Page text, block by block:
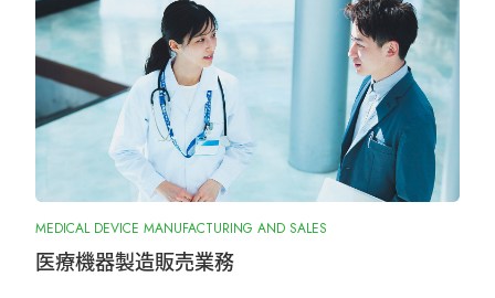
大阪物流センター開設(移転)のお知らせ
2026.1.7
『SurgiGear1.0システム』の販売終了のお
知らせ
2025.10.28
『ORIONフィンガージョイント』承認取
得しました
MEDICAL DEVICE MANUFACTURING AND SALES
医療機器製造販売業務